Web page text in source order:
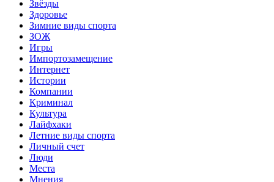
Звёзды
Здоровье
Зимние виды спорта
ЗОЖ
Игры
Импортозамещение
Интернет
Истории
Компании
Криминал
Культура
Лайфхаки
Летние виды спорта
Личный счет
Люди
Места
Мнения